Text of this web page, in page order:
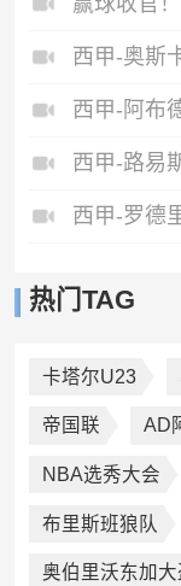
热门TAG
卡塔尔U23
帝国联 AD
NBA选秀大会
布里斯班狼队
奥伯里沃东加大